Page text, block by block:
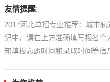
友情提醒:
2017河北单招专业推荐：城市
记中，请在上方准确填写报名
知填报志愿时间和录取时间等信